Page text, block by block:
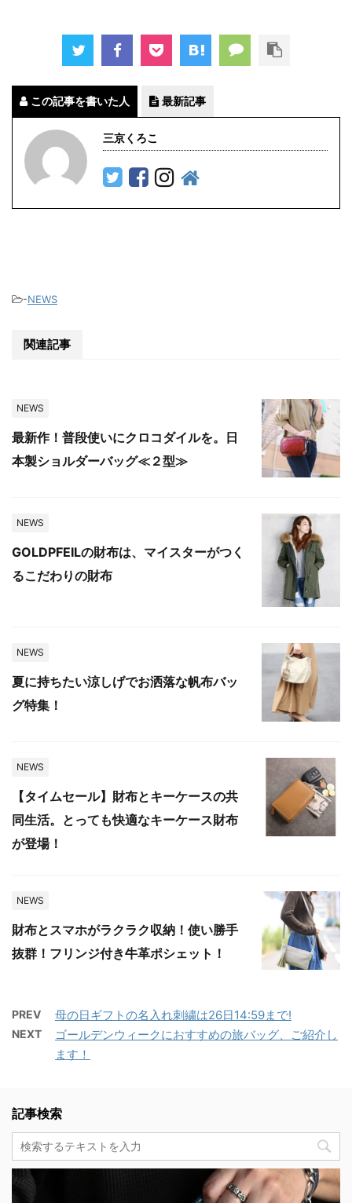
この記事を書いた人 最新記事
三京くろこ
-NEWS
関連記事
NEWS
最新作！普段使いにクロコダイルを。日
本製ショルダーバッグ≪２型≫
NEWS
GOLDPFEILの財布は、マイスターがつく
るこだわりの財布
NEWS
夏に持ちたい涼しげでお洒落な帆布バッ
グ特集！
NEWS
【タイムセール】財布とキーケースの共
同生活。とっても快適なキーケース財布
が登場！
NEWS
財布とスマホがラクラク収納！使い勝手
抜群！フリンジ付き牛革ポシェット！
PREV 母の日ギフトの名入れ刺繍は26日14:59まで!
NEXT
ゴールデンウィークにおすすめの旅バッグ、ご紹介し
ます！
記事検索